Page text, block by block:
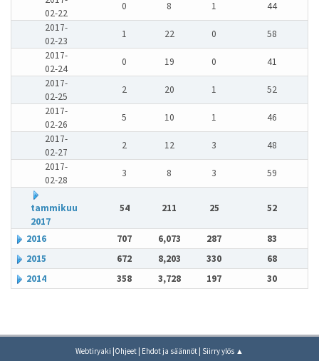
02-22
0 8 1
44
2017-
02-23
1 22 0
58
2017-
02-24
0 19 0
41
2017-
02-25
2 20 1
52
2017-
02-26
5 10 1
46
2017-
02-27
2 12 3
48
2017-
02-28
3 8 3 59
tammikuu
2017
54 211 25 52
2016 707 6,073 287
83
2015
672 8,203 330
68
2014
358 3,728 197 30
Webtiryaki |Ohjeet | Ehdot ja säännöt | Siirry ylös ▲